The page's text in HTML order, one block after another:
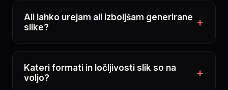
Ali lahko urejam ali izboljšam generirane
slike?
Kateri formati in ločljivosti slik so na
voljo?